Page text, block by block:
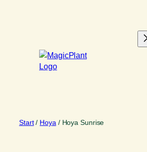
Start/ Hoya / Hoya Sunrise